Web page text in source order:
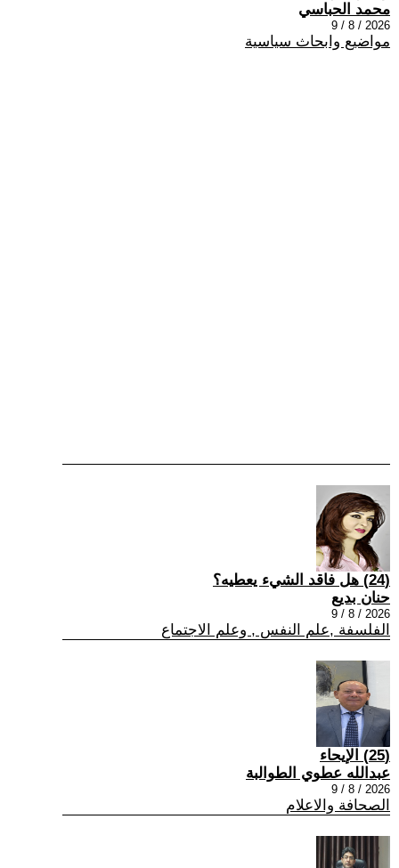
محمد الحباسي
2026 / 8 / 9
مواضيع وابحاث سياسية
(24) هل فاقد الشيء يعطيه؟
حنان بديع
2026 / 8 / 9
الفلسفة ,علم النفس , وعلم الاجتماع
(25) الإيحاء
عبدالله عطوي الطوالبة
2026 / 8 / 9
الصحافة والاعلام